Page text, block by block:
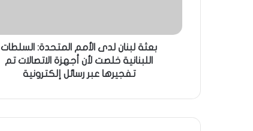
بعثة لبنان لدى الأمم المتحدة: السلطات
اللبنانية خلصت لأن أجهزة الاتصالات تم
تفجيرها عبر رسائل إلكترونية